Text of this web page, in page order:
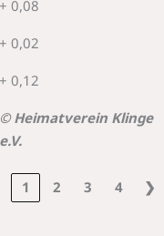
+ 0,08
+ 0,02
+ 0,12
© Heimatverein Klinge
e.V.
1 2 3 4 ❯